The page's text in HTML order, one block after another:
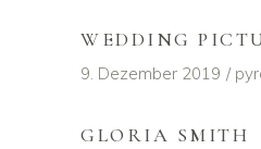
WEDDING
9. Dezember 2019
GLORIA SMITH